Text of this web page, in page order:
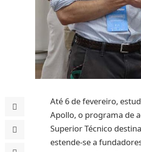
Até 6 de fevereiro,
Apollo, o programa de
Superior Técnico
estende-se a